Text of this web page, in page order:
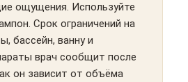
ощущения. Используйте
Срок ограничений на
бассейн, ванну и
врач сообщит после
он зависит от объёма